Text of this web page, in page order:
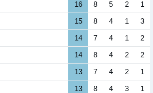
16 8 5 2 1
15 8 4 1 3
14 7 4 1 2
14 8 4 2 2
13 7 4 2 1
13 8 4 3 1